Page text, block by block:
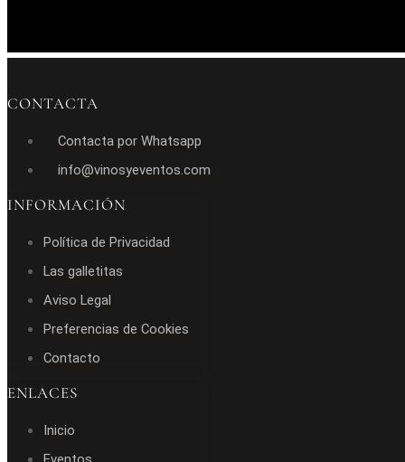
CONTACTA
Contacta por Whatsapp
info@vinosyeventos.com
INFORMACIÓN
Política de Privacidad
Las galletitas
Aviso Legal
Preferencias de Cookies
Contacto
ENLACES
Inicio